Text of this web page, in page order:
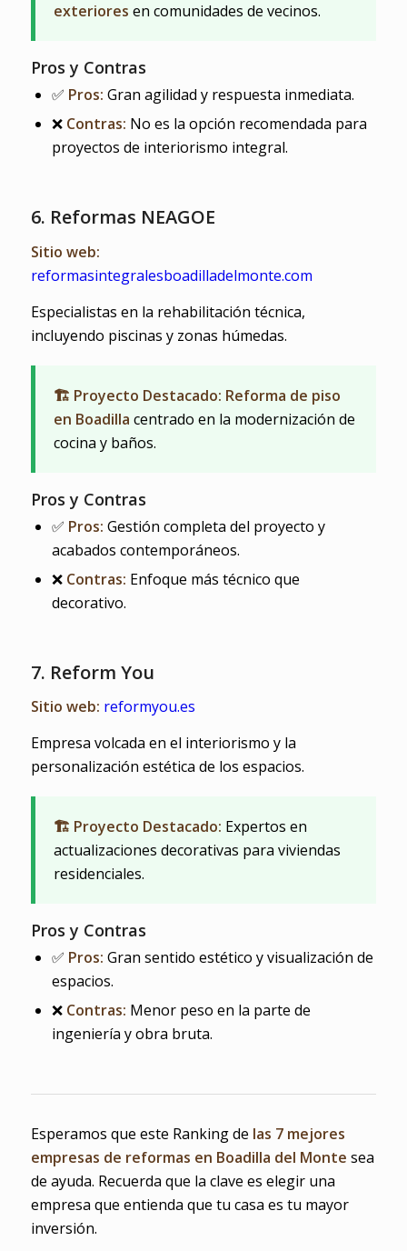
exteriores en comunidades de vecinos.
Pros y Contras
✅ Pros: Gran agilidad y respuesta inmediata.
❌ Contras: No es la opción recomendada para
proyectos de interiorismo integral.
6. Reformas NEAGOE
Sitio web:
reformasintegralesboadilladelmonte.com
Especialistas en la rehabilitación técnica,
incluyendo piscinas y zonas húmedas.
🏗️ Proyecto Destacado: Reforma de piso
en Boadilla centrado en la modernización de
cocina y baños.
Pros y Contras
✅ Pros: Gestión completa del proyecto y
acabados contemporáneos.
❌ Contras: Enfoque más técnico que
decorativo.
7. Reform You
Sitio web: reformyou.es
Empresa volcada en el interiorismo y la
personalización estética de los espacios.
🏗️ Proyecto Destacado: Expertos en
actualizaciones decorativas para viviendas
residenciales.
Pros y Contras
✅ Pros: Gran sentido estético y visualización de
espacios.
❌ Contras: Menor peso en la parte de
ingeniería y obra bruta.
Esperamos que este Ranking de las 7 mejores
empresas de reformas en Boadilla del Monte sea
de ayuda. Recuerda que la clave es elegir una
empresa que entienda que tu casa es tu mayor
inversión.